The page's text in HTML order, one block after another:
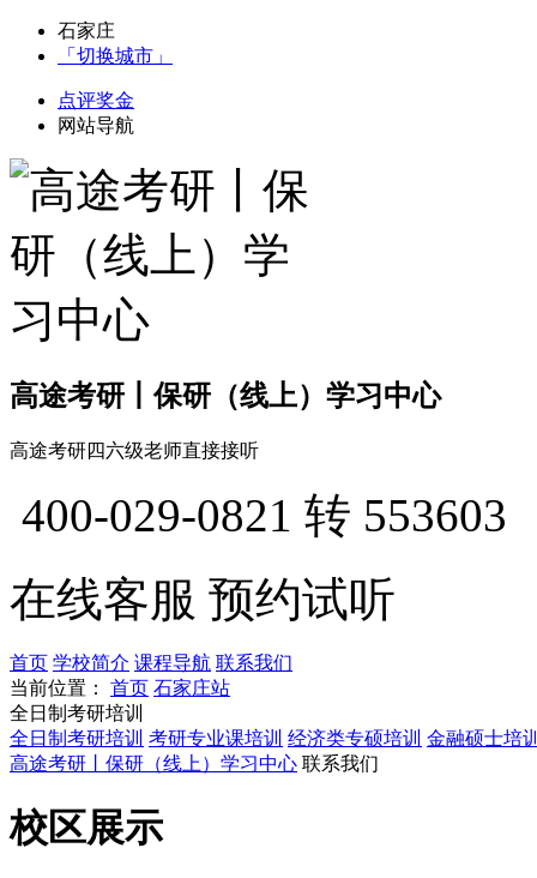
石家庄
「切换城市」
点评奖金
网站导航
高途考研丨保研（线上）学习中心
高途考研四六级老师直接接听
400-029-0821 转 553603
在线客服 预约试听
首页 学校简介 课程导航 联系我们
当前位置：
首页 石家庄站
全日制考研培训
全日制考研培训 考研专业课培训 经济类专硕培训 金融硕士培
高途考研丨保研（线上）学习中心 联系我们
校区展示